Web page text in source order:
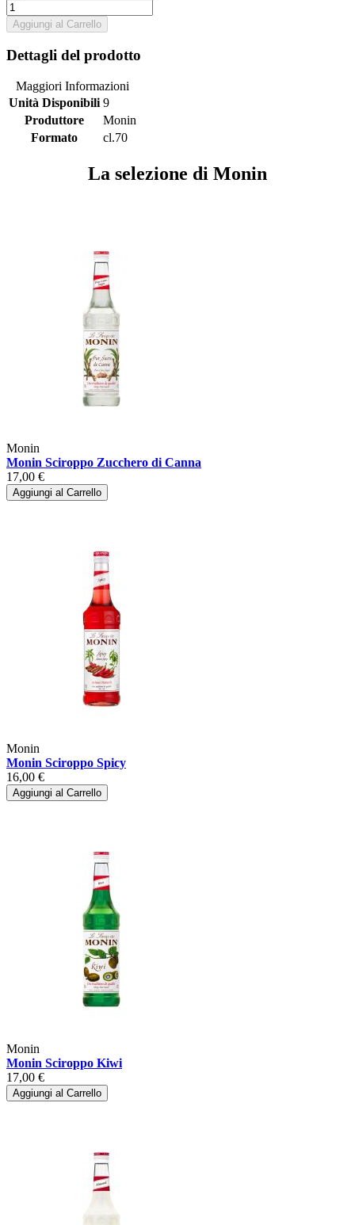
Aggiungi al Carrello
Dettagli del prodotto
Maggiori Informazioni
Unità Disponibili 9
Produttore
Monin
Formato
cl.70
La selezione di Monin
Monin
Monin Sciroppo Zucchero di Canna
17,00 €
Aggiungi al Carrello
Monin
Monin Sciroppo Spicy
16,00 €
Aggiungi al Carrello
Monin
Monin Sciroppo Kiwi
17,00 €
Aggiungi al Carrello